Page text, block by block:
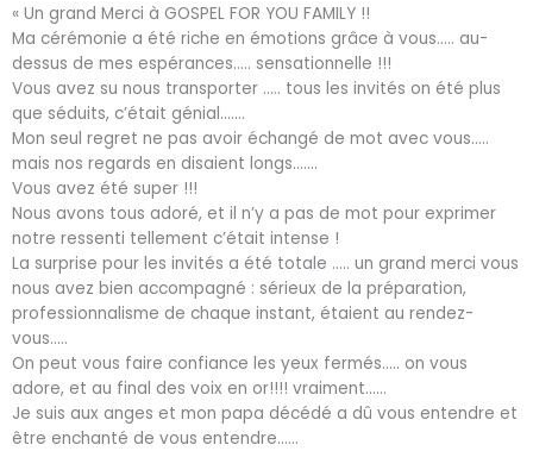
« Un grand Merci à GOSPEL FOR YOU FAMILY !!
Ma cérémonie a été riche en émotions grâce à vous….. au-
dessus de mes espérances….. sensationnelle !!!
Vous avez su nous transporter ….. tous les invités on été plus
que séduits, c’était génial…….
Mon seul regret ne pas avoir échangé de mot avec vous…..
mais nos regards en disaient longs…….
Vous avez été super !!!
Nous avons tous adoré, et il n’y a pas de mot pour exprimer
notre ressenti tellement c’était intense !
La surprise pour les invités a été totale ….. un grand merci vous
nous avez bien accompagné : sérieux de la préparation,
professionnalisme de chaque instant, étaient au rendez-
vous…..
On peut vous faire confiance les yeux fermés….. on vous
adore, et au final des voix en or!!!! vraiment……
Je suis aux anges et mon papa décédé a dû vous entendre et
être enchanté de vous entendre……